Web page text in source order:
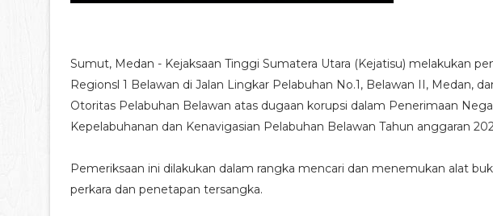
Sumut, Medan - Kejaksaan Tinggi Sumatera Utara (Kejatisu) melakukan
Regionsl 1 Belawan di Jalan Lingkar Pelabuhan No.1, Belawan II, Medan,
Otoritas Pelabuhan Belawan atas dugaan korupsi dalam Penerimaan
Kepelabuhanan dan Kenavigasian Pelabuhan Belawan Tahun anggaran
Pemeriksaan ini dilakukan dalam rangka mencari dan menemukan alat
perkara dan penetapan tersangka.